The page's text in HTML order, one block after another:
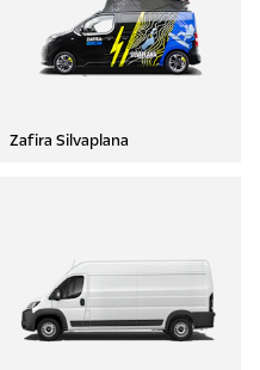
Zafira Silvaplana